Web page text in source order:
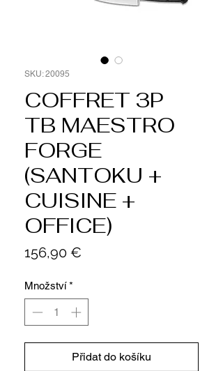
SKU: 20095
COFFRET 3P
TB MAESTRO
FORGE
(SANTOKU +
CUISINE +
OFFICE)
156,90 €
Množství *
Přidat do košíku